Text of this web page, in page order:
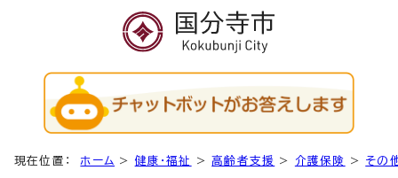
現在位置： ホーム > 健康・福祉 >高齢者支援 > 介護保険 > その